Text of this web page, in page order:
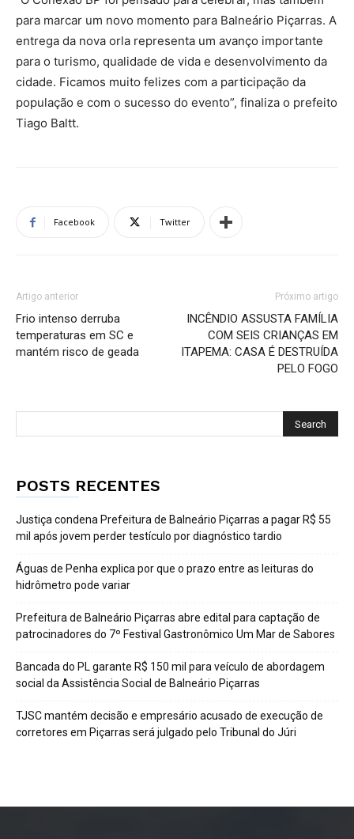
para marcar um novo momento para Balneário Piçarras. A
entrega da nova orla representa um avanço importante
para o turismo, qualidade de vida e desenvolvimento da
cidade. Ficamos muito felizes com a participação da
população e com o sucesso do evento”, finaliza o prefeito
Tiago Baltt.
Facebook Twitter
Artigo anterior
Frio intenso derruba
temperaturas em SC e
mantém risco de geada
Próximo artigo
INCÊNDIO ASSUSTA FAMÍLIA
COM SEIS CRIANÇAS EM
ITAPEMA: CASA É DESTRUÍDA
PELO FOGO
POSTS RECENTES
Justiça condena Prefeitura de Balneário Piçarras a pagar R$ 55
mil após jovem perder testículo por diagnóstico tardio
Águas de Penha explica por que o prazo entre as leituras do
hidrômetro pode variar
Prefeitura de Balneário Piçarras abre edital para captação de
patrocinadores do 7º Festival Gastronômico Um Mar de Sabores
Bancada do PL garante R$ 150 mil para veículo de abordagem
social da Assistência Social de Balneário Piçarras
TJSC mantém decisão e empresário acusado de execução de
corretores em Piçarras será julgado pelo Tribunal do Júri